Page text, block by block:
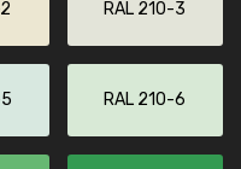
RAL 210-3
RAL 210-6